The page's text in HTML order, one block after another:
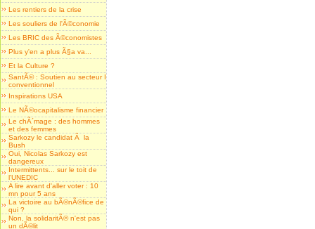
Les rentiers de la crise
Les souliers de l'Ã©conomie
Les BRIC des Ã©conomistes
Plus y'en a plus Ã§a va...
Et la Culture ?
SantÃ© : Soutien au secteur I
conventionnel
Inspirations USA
Le NÃ©ocapitalisme financier
Le chÃ´mage : des hommes
et des femmes
Sarkozy le candidat Ã la
Bush
Oui, Nicolas Sarkozy est
dangereux
Intermittents... sur le toit de
l'UNEDIC
A lire avant d'aller voter : 10
mn pour 5 ans
La victoire au bÃ©nÃ©fice de
qui ?
Non, la solidaritÃ© n'est pas
un dÃ©lit